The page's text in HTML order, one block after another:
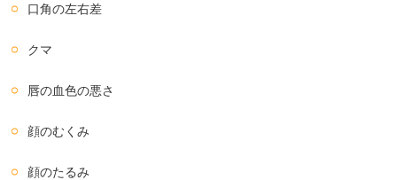
口角の左右差
クマ
唇の血色の悪さ
顔のむくみ
顔のたるみ